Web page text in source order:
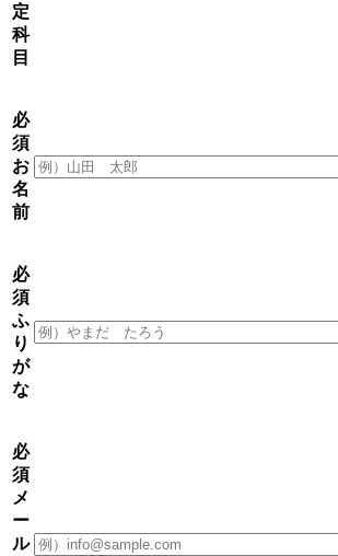
定
科
目
必
須
お
名
前
必
須
ふ
り
が
な
必
須
メ
ー
ル